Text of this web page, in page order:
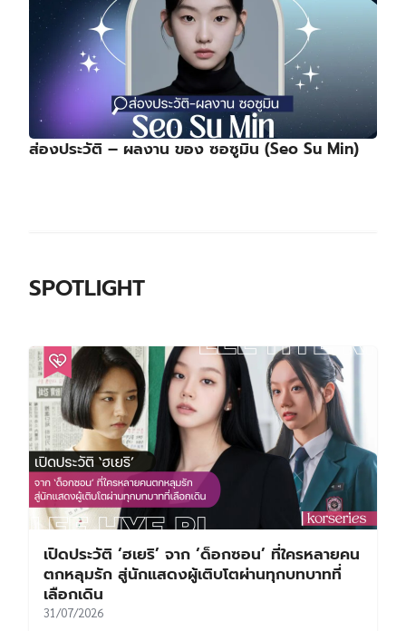
ส่องประวัติ – ผลงาน ของ ซอซูมิน (Seo Su Min)
SPOTLIGHT
เปิดประวัติ ‘ฮเยริ’ จาก ‘ด็อกซอน’ ที่ใครหลายคน
ตกหลุมรัก สู่นักแสดงผู้เติบโตผ่านทุกบทบาทที่
เลือกเดิน
31/07/2026